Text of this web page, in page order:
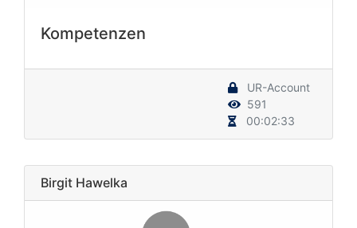
Kompetenzen
UR-Account
591
00:02:33
Birgit Hawelka